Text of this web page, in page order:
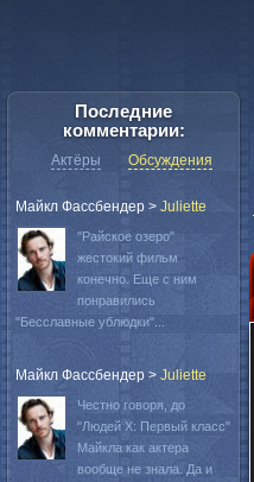
Последние
комментарии:
Актёры Обсуждения
Майкл Фассбендер > Juliette
"Райское озеро"
жестокий фильм
конечно. Еще с ним
понравились
"Бесславные ублюдки"...
Майкл Фассбендер > Juliette
Честно говоря, до
"Людей Х: Первый класс"
Майкла как актера
вообще не знала. Да и